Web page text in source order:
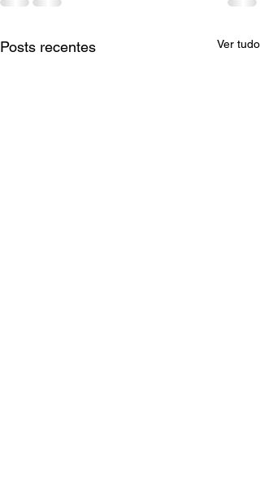
Posts recentes Ver tudo